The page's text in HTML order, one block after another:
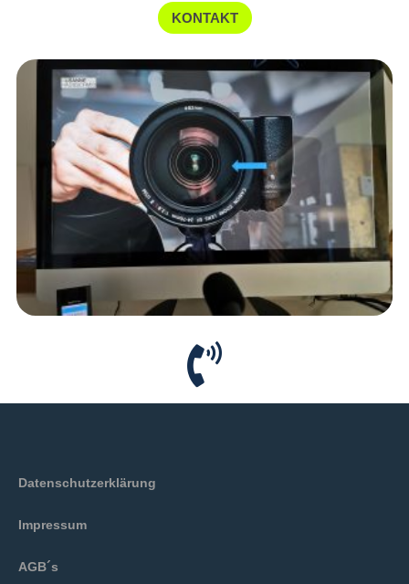
KONTAKT
Datenschutzerklärung
Impressum
AGB´s